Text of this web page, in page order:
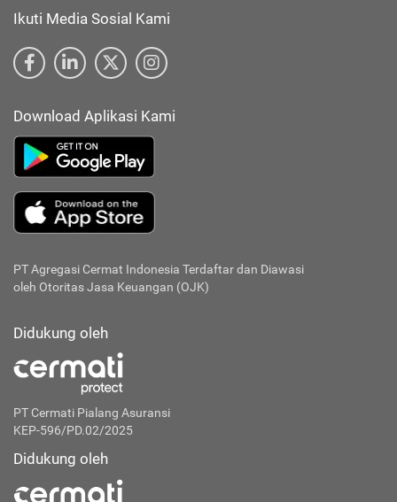
Ikuti Media Sosial Kami
Download Aplikasi Kami
PT Agregasi Cermat Indonesia Terdaftar dan Diawasi
oleh Otoritas Jasa Keuangan (OJK)
Didukung oleh
PT Cermati Pialang Asuransi
KEP-596/PD.02/2025
Didukung oleh